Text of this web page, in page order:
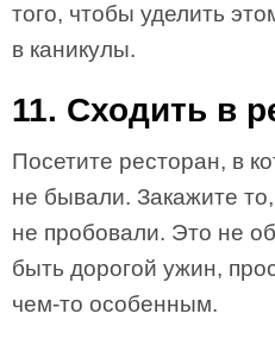
того, чтобы уделить
в каникулы.
11. Сходить в
Посетите ресторан, в
не бывали. Закажите то,
не пробовали. Это не
быть дорогой ужин,
чем-то особенным.